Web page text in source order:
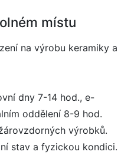
místu
na výrobu keramiky a
dny 7-14 hod., e-
oddělení 8-9 hod.
výrobků.
stav a fyzickou kondici.